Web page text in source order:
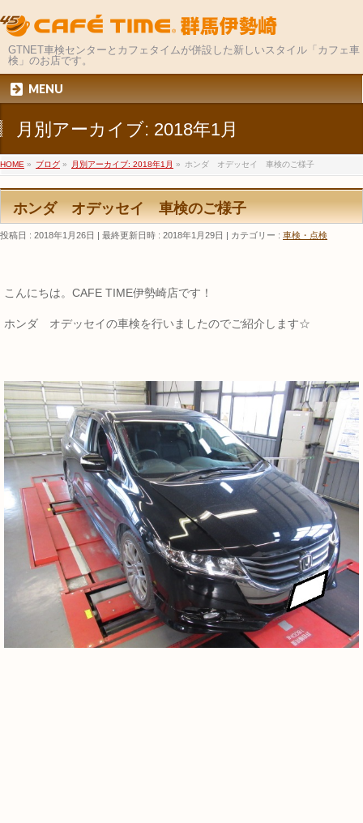
GTNET車検センターとカフェタイムが併設した新しいスタイル「カフェ車
検」のお店です。
MENU
月別アーカイブ: 2018年1月
HOME » ブログ » 月別アーカイブ: 2018年1月 » ホンダ オデッセイ 車検のご様子
ホンダ オデッセイ 車検のご様子
投稿日 : 2018年1月26日 最終更新日時 : 2018年1月29日 カテゴリー : 車検・点検
こんにちは。CAFE TIME伊勢崎店です！
ホンダ オデッセイの車検を行いましたのでご紹介します☆